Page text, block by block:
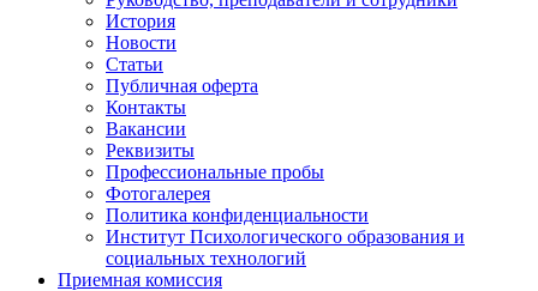
История
Новости
Статьи
Публичная оферта
Контакты
Вакансии
Реквизиты
Профессиональные пробы
Фотогалерея
Политика конфиденциальности
Институт Психологического образования и
социальных технологий
Приемная комиссия